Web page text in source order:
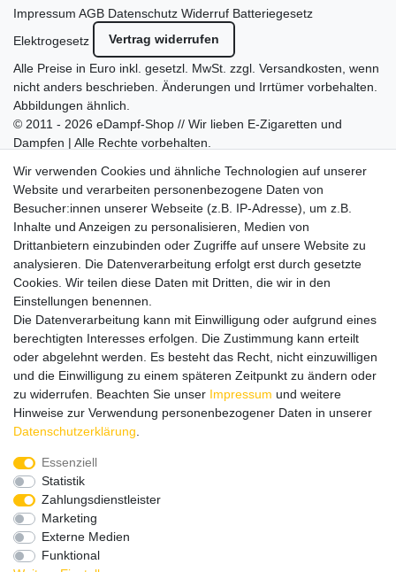
Impressum AGB Datenschutz Widerruf Batteriegesetz
Elektrogesetz
Vertrag widerrufen
Alle Preise in Euro inkl. gesetzl. MwSt. zzgl. Versandkosten, wenn
nicht anders beschrieben. Änderungen und Irrtümer vorbehalten.
Abbildungen ähnlich.
© 2011 - 2026 eDampf-Shop // Wir lieben E-Zigaretten und
Dampfen | Alle Rechte vorbehalten.
mit vielen spannenden Artikeln.
Bitte entschuldigen Sie, wenn wir telefonisch wegen hoher
betrieblicher Auslastung nicht erreichbar sein sollten.
Schreiben Sie uns gerne eine E-Mail mit Ihrer Telefonnummer
und der Bitte um Rückruf.
Wir rufen Sie schnellstmöglich zurück.
Wir versenden in die folgenden Länder
Versandkostenfrei (DE) ab 69 €
Wir verwenden Cookies und ähnliche Technologien auf unserer
Website und verarbeiten personenbezogene Daten von
Besucher:innen unserer Webseite (z.B. IP-Adresse), um z.B.
Inhalte und Anzeigen zu personalisieren, Medien von
Drittanbietern einzubinden oder Zugriffe auf unsere Website zu
analysieren. Die Datenverarbeitung erfolgt erst durch gesetzte
Cookies. Wir teilen diese Daten mit Dritten, die wir in den
Einstellungen benennen.
Die Datenverarbeitung kann mit Einwilligung oder aufgrund eines
berechtigten Interesses erfolgen. Die Zustimmung kann erteilt
oder abgelehnt werden. Es besteht das Recht, nicht einzuwilligen
und die Einwilligung zu einem späteren Zeitpunkt zu ändern oder
zu widerrufen. Beachten Sie unser Impressum und weitere
Hinweise zur Verwendung personenbezogener Daten in unserer
Daten­schutz­erklärung
Essenziell
Statistik
Zahlungsdienstleister
Marketing
Externe Medien
Funktional